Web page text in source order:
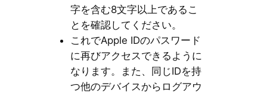
字を含む8文字以上であるこ
とを確認してください。
これでApple IDのパスワード
に再びアクセスできるように
なります。また、同じIDを持
つ他のデバイスからログアウ